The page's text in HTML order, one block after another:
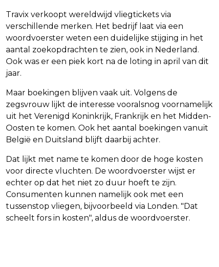
Travix verkoopt wereldwijd vliegtickets via
verschillende merken. Het bedrijf laat via een
woordvoerster weten een duidelijke stijging in het
aantal zoekopdrachten te zien, ook in Nederland.
Ook was er een piek kort na de loting in april van dit
jaar.
Maar boekingen blijven vaak uit. Volgens de
zegsvrouw lijkt de interesse vooralsnog voornamelijk
uit het Verenigd Koninkrijk, Frankrijk en het Midden-
Oosten te komen. Ook het aantal boekingen vanuit
België en Duitsland blijft daarbij achter.
Dat lijkt met name te komen door de hoge kosten
voor directe vluchten. De woordvoerster wijst er
echter op dat het niet zo duur hoeft te zijn.
Consumenten kunnen namelijk ook met een
tussenstop vliegen, bijvoorbeeld via Londen. "Dat
scheelt fors in kosten", aldus de woordvoerster.